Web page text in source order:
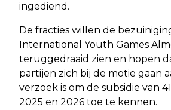
ingediend.
De fracties willen de
International Youth Games
teruggedraaid zien en hopen
partijen zich bij de motie gaan
verzoek is om de subsidie van
2025 en 2026 toe te kennen.